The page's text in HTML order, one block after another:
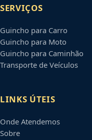
SERVIÇOS
Guincho para Carro
Guincho para Moto
Guincho para Caminhão
Transporte de Veículos
LINKS ÚTEIS
Onde Atendemos
Sobre